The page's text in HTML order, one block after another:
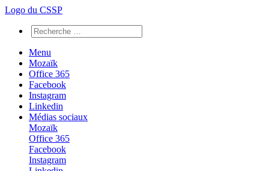
Logo du CSSP
Menu
Mozaïk
Office 365
Facebook
Instagram
Linkedin
Médias sociaux
Mozaïk
Office 365
Facebook
Instagram